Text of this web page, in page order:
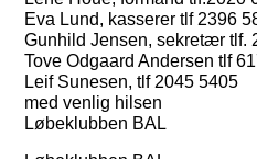
Eva Lund, kasserer tlf 2396
Gunhild Jensen, sekretær tlf.
Tove Odgaard Andersen tlf
Leif Sunesen, tlf 2045 5405
med venlig hilsen
Løbeklubben BAL